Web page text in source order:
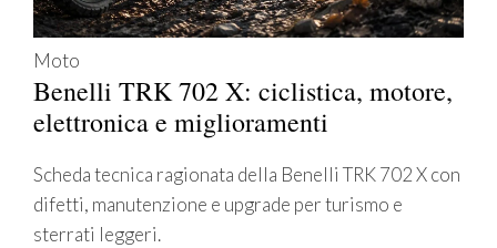
Moto
Benelli TRK 702 X: ciclistica, motore,
elettronica e miglioramenti
Scheda tecnica ragionata della Benelli TRK 702 X con
difetti, manutenzione e upgrade per turismo e
sterrati leggeri.